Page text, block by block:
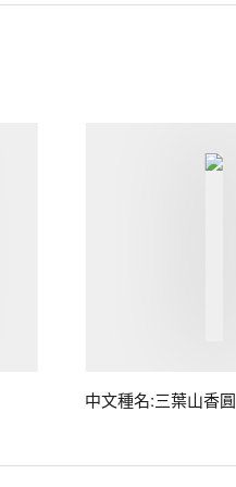
中文種名:三葉山香圓